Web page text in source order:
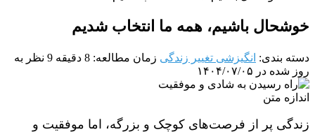
خوشحال باشیم، همه ما انتخاب شدیم
دسته بندی: انگیزشی تغییر زندگی زمان مطالعه: 8 دقیقه 9 نظر
به
روز شده در ۱۴۰۴/۰۷/۰۵
اندازه متن
زندگی پر از فرصت‌های کوچک و بزرگه، اما موفقیت و